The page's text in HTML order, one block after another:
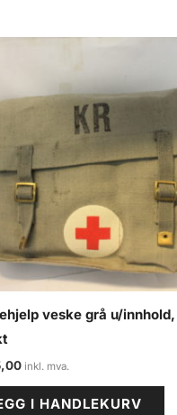
veske grå u/innhold,
I HANDLEKURV